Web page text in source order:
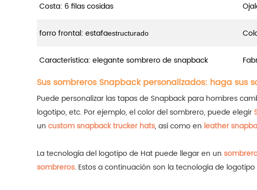
Costa: 6 filas cosidas
forro frontal: estafaestructurado
Característica: elegante sombrero de snapback
Sus sombreros Snapback personalizados: haga sus
Puede personalizar las tapas de Snapback para hombres
logotipo, etc. Por ejemplo, el color del sombrero, puede elegir
un custom snapback trucker hats, así como en leather
La tecnología del logotipo de Hat puede llegar en un
sombreros. Estos a continuación son la tecnología de